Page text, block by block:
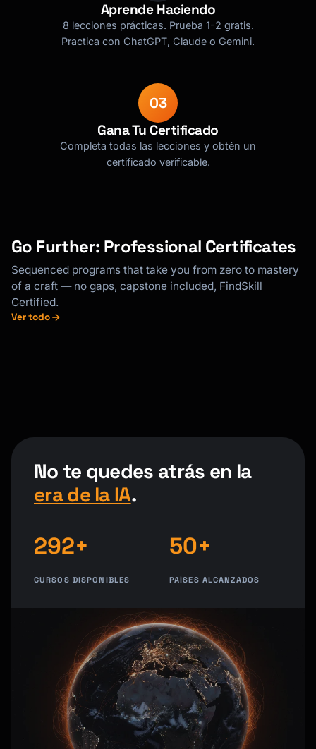
Aprende Haciendo
8 lecciones prácticas. Prueba 1-2 gratis.
Practica con ChatGPT, Claude o Gemini.
03
Gana Tu Certificado
Completa todas las lecciones y obtén un
certificado verificable.
Go Further: Professional Certificates
Sequenced programs that take you from zero to mastery
of a craft — no gaps, capstone included, FindSkill
Certified.
Ver todo
No te quedes atrás en la
era de la IA.
292+
CURSOS DISPONIBLES
50+
PAÍSES ALCANZADOS